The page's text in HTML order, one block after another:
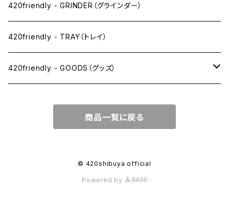
SW(シングルワイド）サイズ
1 1/4サイズ
キングサイズスリム
キングサイズワイド
420friendly - GRINDER（グラインダー）
420friendly - TRAY（トレイ）
420friendly - GOODS（グッズ）
JOINT（ジョイント系）
CLEANING（掃除・保管）
商品一覧に戻る
© 420shibuya official
Powered by